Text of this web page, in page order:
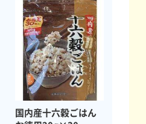
国内産十六穀ごはん